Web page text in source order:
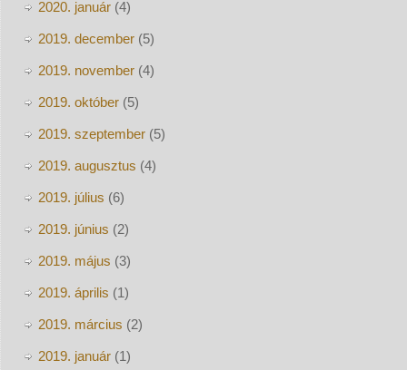
2020. január(4)
2019. december(5)
2019. november(4)
2019. október(5)
2019. szeptember(5)
2019. augusztus (4)
2019. július (6)
2019. június (2)
2019. május (3)
2019. április (1)
2019. március (2)
2019. január(1)